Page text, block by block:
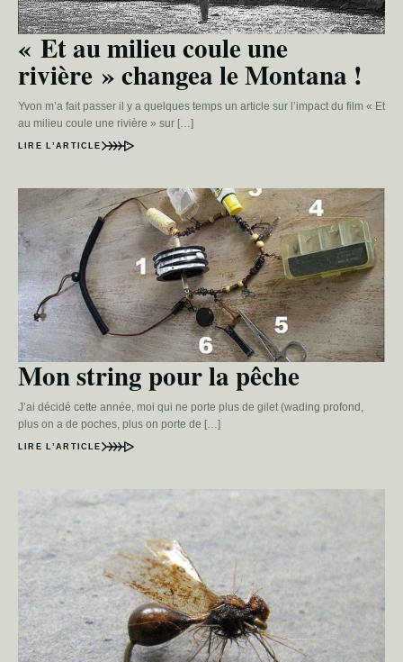
« Et au milieu coule une
rivière » changea le Montana !
Yvon m’a fait passer il y a quelques temps un article sur l’impact du film « Et
au milieu coule une rivière » sur […]
LIRE L’ARTICLE
Mon string pour la pêche
J’ai décidé cette année, moi qui ne porte plus de gilet (wading profond,
plus on a de poches, plus on porte de […]
LIRE L’ARTICLE